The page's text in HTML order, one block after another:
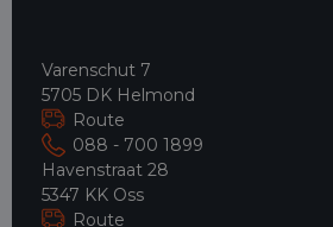
Varenschut 7
5705 DK Helmond
Route
088 - 700 1899
Havenstraat 28
5347 KK Oss
Route